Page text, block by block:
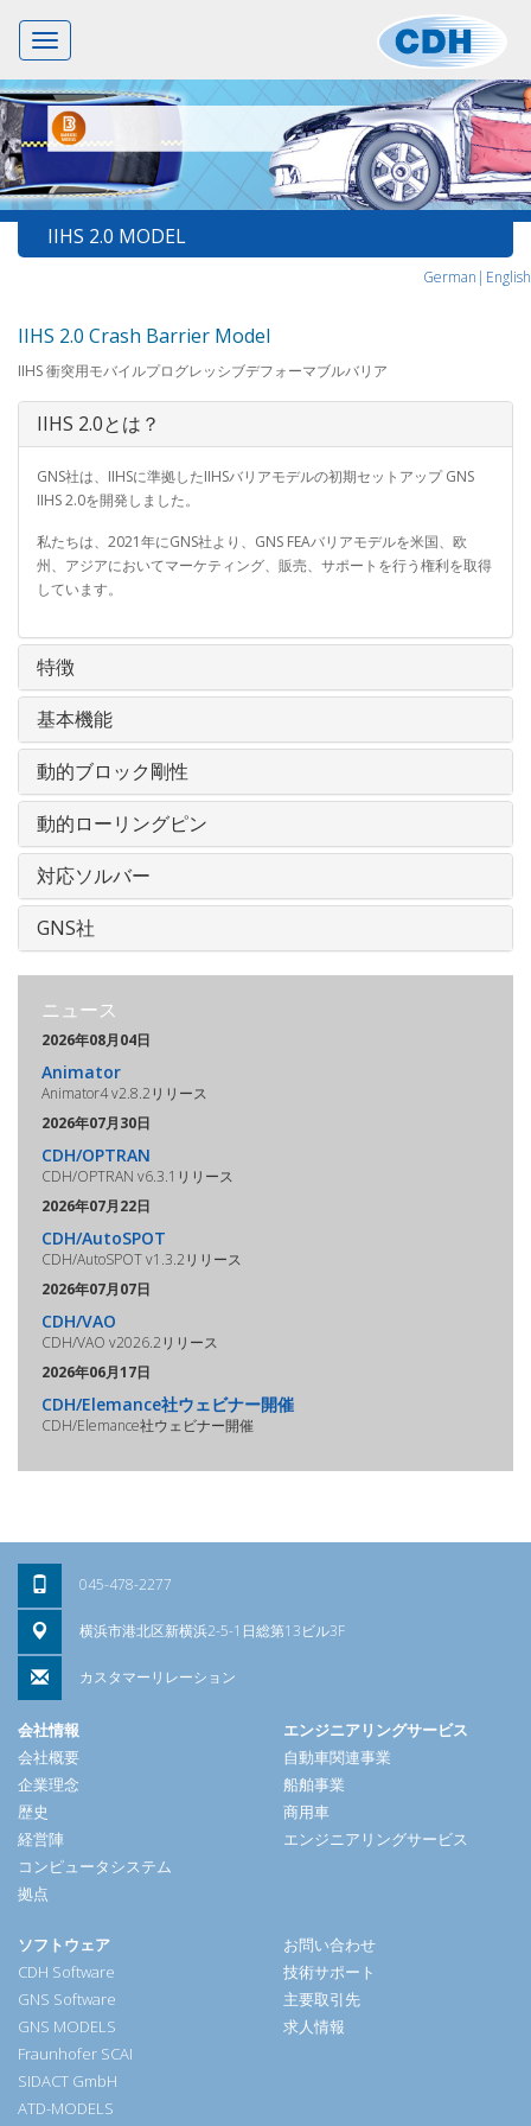
Toggle
navigation
IIHS 2.0 MODEL
German| English
IIHS 2.0 Crash Barrier Model
IIHS 衝突用モバイルプログレッシブデフォーマブルバリア
IIHS 2.0とは？
GNS社は、IIHSに準拠したIIHSバリアモデルの初期セットアップ GNS
IIHS 2.0を開発しました。
私たちは、2021年にGNS社より、GNS FEAバリアモデルを米国、欧
州、アジアにおいてマーケティング、販売、サポートを行う権利を取得
しています。
特徴
基本機能
動的ブロック剛性
動的ローリングピン
対応ソルバー
GNS社
ニュース
2026年08月04日
Animator
Animator4 v2.8.2リリース
2026年07月30日
CDH/OPTRAN
CDH/OPTRAN v6.3.1リリース
2026年07月22日
CDH/AutoSPOT
CDH/AutoSPOT v1.3.2リリース
2026年07月07日
CDH/VAO
CDH/VAO v2026.2リリース
2026年06月17日
CDH/Elemance社ウェビナー開催
CDH/Elemance社ウェビナー開催
045-478-2277
横浜市港北区新横浜2-5-1日総第13ビル3F
カスタマーリレーション
会社情報
会社概要
企業理念
歴史
経営陣
コンピュータシステム
拠点
エンジニアリングサービス
自動車関連事業
船舶事業
商用車
エンジニアリングサービス
ソフトウェア
CDH Software
GNS Software
GNS MODELS
Fraunhofer SCAI
SIDACT GmbH
ATD-MODELS
お問い合わせ
技術サポート
主要取引先
求人情報